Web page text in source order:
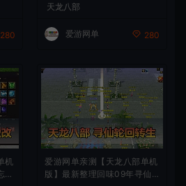
280
码 解锁充值奖励 视频安装教
学 虚拟机一键端
天龙八部
爱游网单 280
机
之
爱游网单亲测【天龙八部单机
版】最新整理回味09年寻仙